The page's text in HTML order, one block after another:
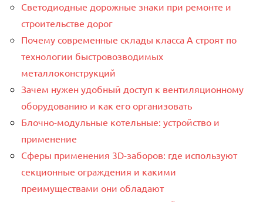
Светодиодные дорожные знаки при ремонте и
строительстве дорог
Почему современные склады класса А строят по
технологии быстровозводимых
металлоконструкций
Зачем нужен удобный доступ к вентиляционному
оборудованию и как его организовать
Блочно-модульные котельные: устройство и
применение
Сферы применения 3D-заборов: где используют
секционные ограждения и какими
преимуществами они обладают